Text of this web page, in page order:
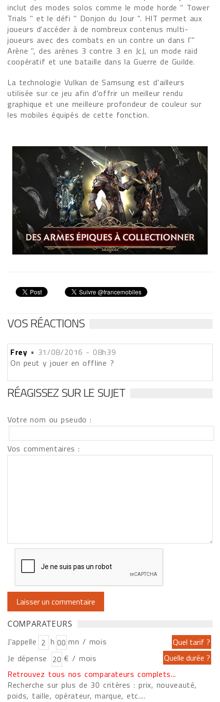
inclut des modes solos comme le mode horde " Tower
Trials " et le défi " Donjon du Jour ". HIT permet aux
joueurs d'accéder à de nombreux contenus multi-
joueurs avec des combats en un contre un dans l'"
Arène ", des arènes 3 contre 3 en JcJ, un mode raid
coopératif et une bataille dans la Guerre de Guilde.
La technologie Vulkan de Samsung est d'ailleurs
utilisée sur ce jeu afin d'offrir un meilleur rendu
graphique et une meilleure profondeur de couleur sur
les mobiles équipés de cette fonction.
VOS RÉACTIONS
Frey • 31/08/2016 - 08h39
On peut y jouer en offline ?
RÉAGISSEZ SUR LE SUJET
Votre nom ou pseudo :
Vos commentaires :
COMPARATEURS
J'appelle h
mn / mois
Je dépense
€ / mois
Retrouvez tous nos comparateurs complets...
Recherche sur plus de 30 critères : prix, nouveauté,
poids, taille, opérateur, marque, etc....